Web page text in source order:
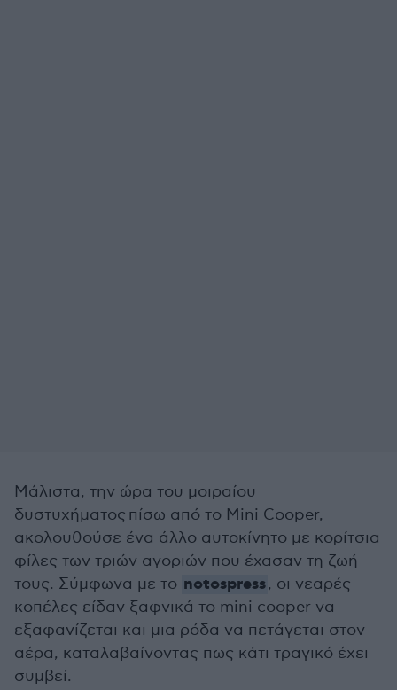
Μάλιστα, την ώρα του μοιραίου
δυστυχήματος πίσω από το Mini Cooper,
ακολουθούσε ένα άλλο αυτοκίνητο με κορίτσια
φίλες των τριών αγοριών που έχασαν τη ζωή
τους. Σύμφωνα με το notospress, οι νεαρές
κοπέλες είδαν ξαφνικά το mini cooper να
εξαφανίζεται και μια ρόδα να πετάγεται στον
αέρα, καταλαβαίνοντας πως κάτι τραγικό έχει
συμβεί.